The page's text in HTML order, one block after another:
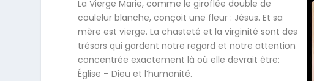
La Vierge Marie, comme le giroflée double de
coulelur blanche, conçoit une fleur : Jésus. Et sa
mère est vierge. La chasteté et la virginité sont des
trésors qui gardent notre regard et notre attention
concentrée exactement là où elle devrait être:
Église – Dieu et l’humanité.